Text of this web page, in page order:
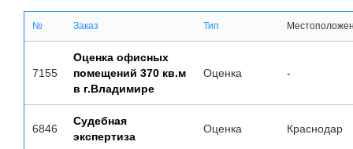
№ Заказ Тип
7155
Оценка офисных
помещений 370 кв.м
в г.Владимире
Оценка -
6846
Судебная
экспертиза
Оценка Краснодар